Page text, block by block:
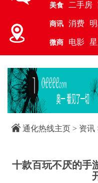
美食 二手房
商讯 消费
微商 电影
通化热线主页 > 资讯
十款百玩不厌的手